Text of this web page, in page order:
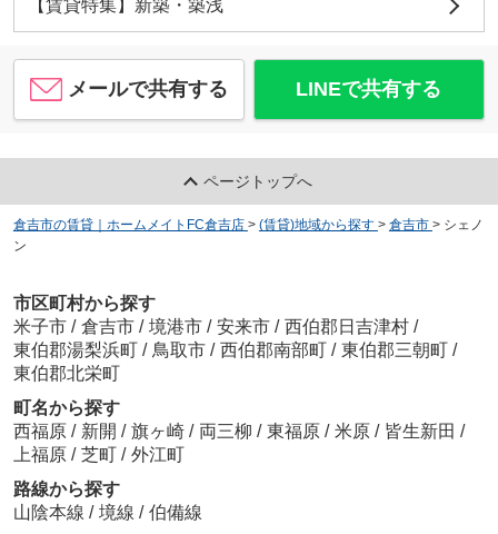
【賃貸特集】新築・築浅
メールで共有する LINEで共有する
ページトップへ
倉吉市の賃貸｜ホームメイトFC倉吉店 > (賃貸)地域から探す > 倉吉市 > シェノ
ン
市区町村から探す
米子市 / 倉吉市 / 境港市 / 安来市 / 西伯郡日吉津村 /
東伯郡湯梨浜町 / 鳥取市 / 西伯郡南部町 / 東伯郡三朝町 /
東伯郡北栄町
町名から探す
西福原 / 新開 / 旗ヶ崎 / 両三柳 / 東福原 / 米原 / 皆生新田 /
上福原 / 芝町 / 外江町
路線から探す
山陰本線 / 境線 / 伯備線